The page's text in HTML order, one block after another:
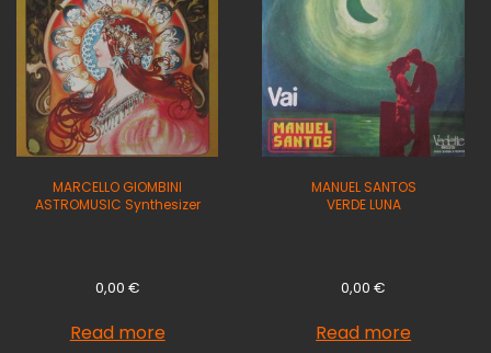
MARCELLO GIOMBINI
ASTROMUSIC Synthesizer
0,00 €
Read more
MANUEL SANTOS
VERDE LUNA
0,00€
Read more